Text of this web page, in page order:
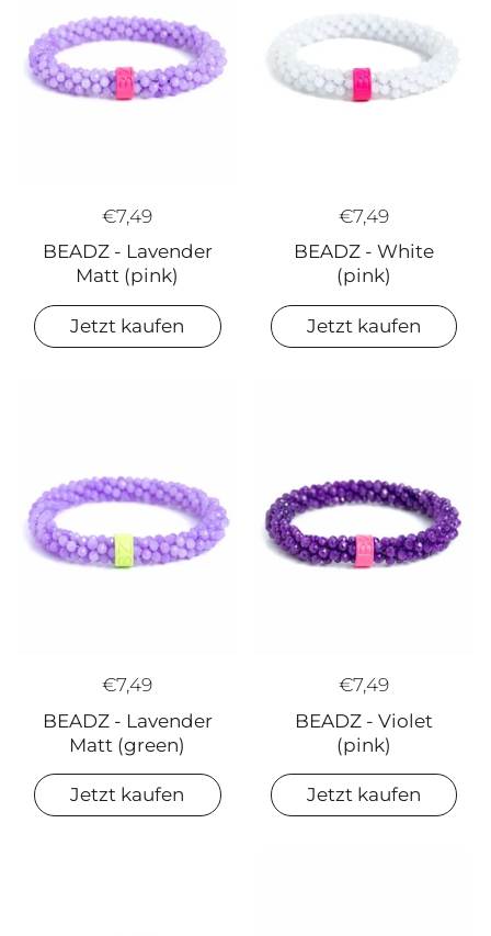
€7,49
BEADZ - Lavender
Matt (pink)
Jetzt kaufen
€7,49
BEADZ - White
(pink)
Jetzt kaufen
€7,49
BEADZ - Lavender
Matt (green)
Jetzt kaufen
€7,49
BEADZ - Violet
(pink)
Jetzt kaufen